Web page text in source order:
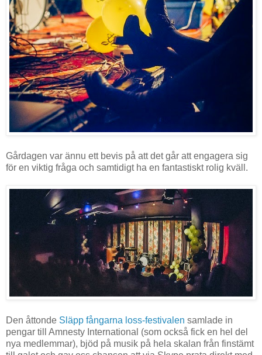
Gårdagen var ännu ett bevis på att det går att engagera sig
för en viktig fråga och samtidigt ha en fantastiskt rolig kväll.
Den åttonde Släpp fångarna loss-festivalen samlade in
pengar till Amnesty International (som också fick en hel del
nya medlemmar), bjöd på musik på hela skalan från finstämt